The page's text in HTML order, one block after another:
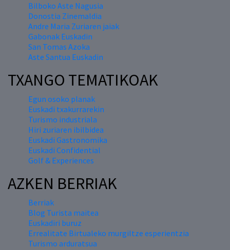
Bilboko Aste Nagusia
Donostia Zinemaldia
Andre Maria Zuriaren jaiak
Gabonak Euskadin
San Tomas Azoka
Aste Santua Euskadin
TXANGO TEMATIKOAK
Egun osoko planak
Euskadi txakurrarekin
Turismo industriala
Hiri zuriaren ibilbidea
Euskadi Gastronomika
Euskadi Confidential
Golf & Experiences
AZKEN BERRIAK
Berriak
Blog Turista maitea
Euskadiri buruz
Errealitate Birtualeko murgiltze esperientzia
Turismo arduratsua